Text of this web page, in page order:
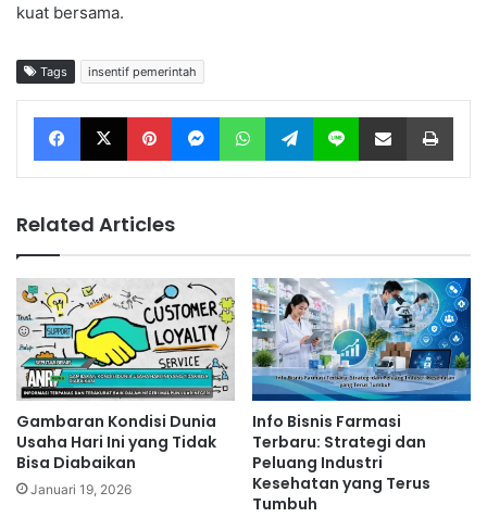
kuat bersama.
Tags insentif pemerintah
Facebook X Pinterest Messenger WhatsApp Telegram Line Share via Email
Related Articles
Gambaran Kondisi Dunia
Usaha Hari Ini yang Tidak
Bisa Diabaikan
Januari 19, 2026
Info Bisnis Farmasi
Terbaru: Strategi dan
Peluang Industri
Kesehatan yang Terus
Tumbuh